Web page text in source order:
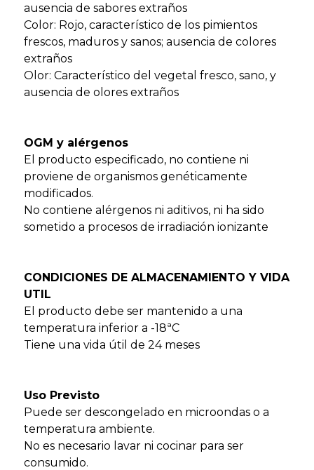
ausencia de sabores extraños
Color: Rojo, característico de los pimientos
frescos, maduros y sanos; ausencia de colores
extraños
Olor: Característico del vegetal fresco, sano, y
ausencia de olores extraños
OGM y alérgenos
El producto especificado, no contiene ni
proviene de organismos genéticamente
modificados.
No contiene alérgenos ni aditivos, ni ha sido
sometido a procesos de irradiación ionizante
CONDICIONES DE ALMACENAMIENTO Y VIDA
UTIL
El producto debe ser mantenido a una
temperatura inferior a -18ªC
Tiene una vida útil de 24 meses
Uso Previsto
Puede ser descongelado en microondas o a
temperatura ambiente.
No es necesario lavar ni cocinar para ser
consumido.